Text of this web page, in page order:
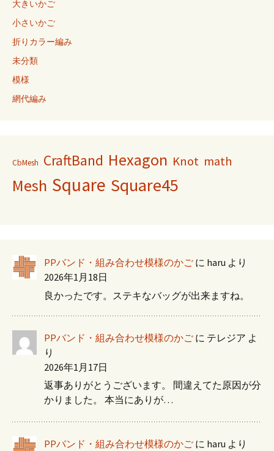
大きいかご
小さいかご
折りカラー編み
未分類
模様
網代編み
CbMesh CraftBand Hexagon Knot math
Mesh Square Square45
PPバンド・組み合わせ模様のかご に haru より
2026年1月18日
良かったです。ステキなバッグが出来ますね。
PPバンド・組み合わせ模様のかご に テレジア よ
り
2026年1月17日
返事ありがとうございます。 間違えてた原因が分
かりました。 本当にありが…
PPバンド・組み合わせ模様のかご に haru より